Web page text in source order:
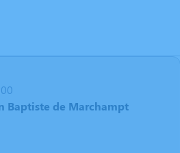
Baptiste de Marchampt